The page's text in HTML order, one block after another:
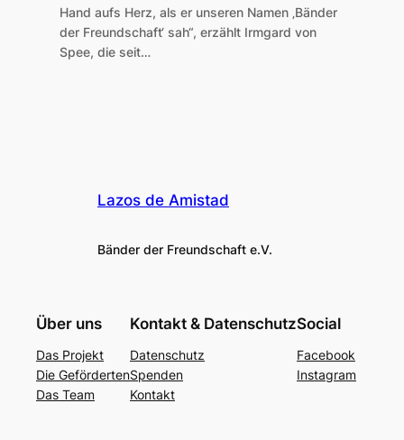
Hand aufs Herz, als er unseren Namen ‚Bänder
der Freundschaft‘ sah“, erzählt Irmgard von
Spee, die seit…
Lazos de Amistad
Bänder der Freundschaft e.V.
Über uns
Das Projekt
Die Geförderten
Das Team
Kontakt & Datenschutz
Datenschutz
Spenden
Kontakt
Social
Facebook
Instagram